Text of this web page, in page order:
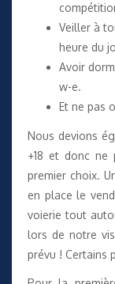
Veiller à
heure du
Avoir
w-e.
Et ne pas
Nous devions
+18 et donc
premier choix.
en place le
voierie tout
lors de notre
prévu ! Certains